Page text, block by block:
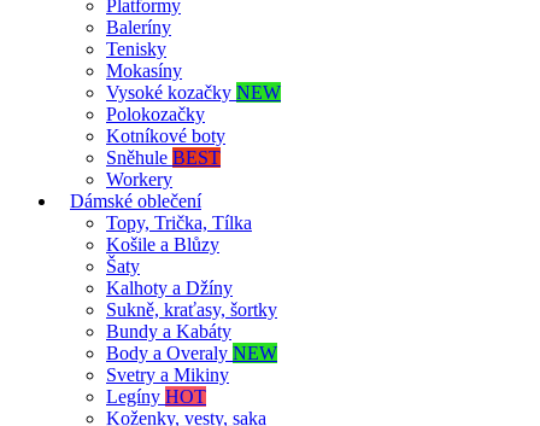
Platformy
Baleríny
Tenisky
Mokasíny
Vysoké kozačky NEW
Polokozačky
Kotníkové boty
Sněhule BEST
Workery
Dámské oblečení
Topy, Trička, Tílka
Košile a Blůzy
Šaty
Kalhoty a Džíny
Sukně, kraťasy, šortky
Bundy a Kabáty
Body a Overaly NEW
Svetry a Mikiny
Legíny HOT
Koženky, vesty, saka